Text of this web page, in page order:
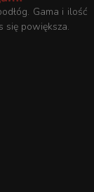
Gama i ilość
się powiększa.